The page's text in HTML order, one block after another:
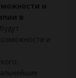
и
в
и